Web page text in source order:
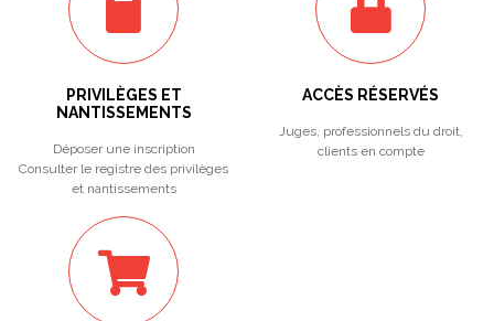
PRIVILÈGES ET
NANTISSEMENTS
Déposer une inscription
Consulter le registre des privilèges
et nantissements
ACCÈS RÉSERVÉS
Juges, professionnels du droit,
clients en compte